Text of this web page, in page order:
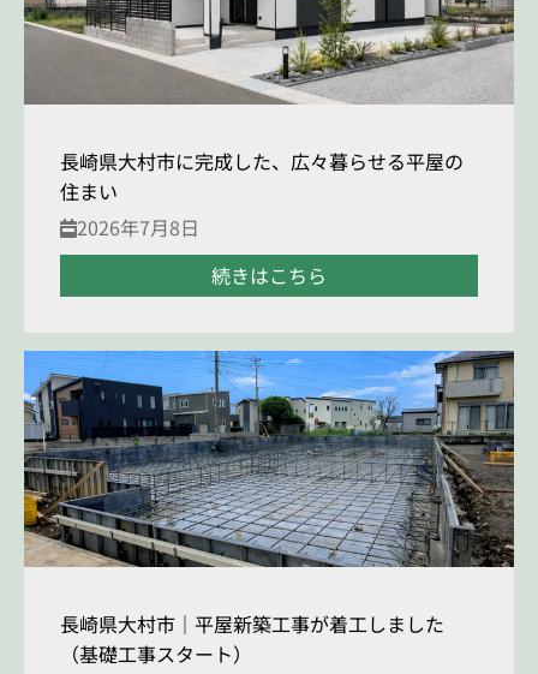
長崎県大村市に完成した、広々暮らせる平屋の
住まい
2026年7月8日
続きはこちら
長崎県大村市｜平屋新築工事が着工しました
（基礎工事スタート）